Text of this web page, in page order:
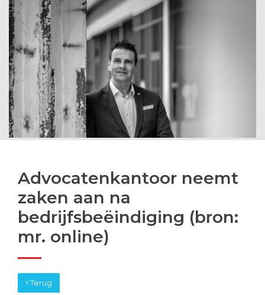
Advocatenkantoor neemt
zaken aan na
bedrijfsbeëindiging (bron:
mr. online)
Terug